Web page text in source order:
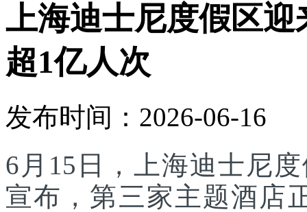
上海迪士尼度假区
超1亿人次
发布时间：2026-06-16
6月15日，上海迪士尼
宣布，第三家主题酒店